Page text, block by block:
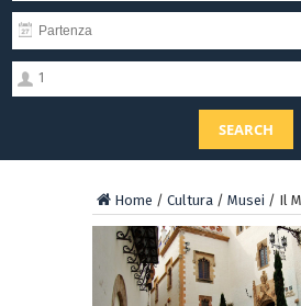
1
SEARCH
Home / Cultura / Musei / Il